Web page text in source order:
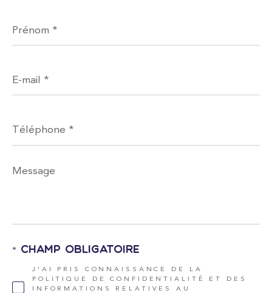
*
mail
*
*
Message
*
J'AI PRIS CONNAISSANCE DE LA
POLITIQUE DE CONFIDENTIALITÉ ET DES
INFORMATIONS RELATIVES AU
* Champ obligatoire